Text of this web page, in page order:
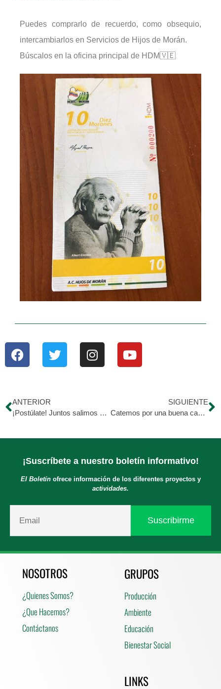
Puedes comprarlo de recuerdo, como obsequio,
intercambiarlos en Servicios de Hijos de Morán.
Búscalos en la oficina principal de HDM🇻🇪
ANTERIOR
¡Postúlate! Juntos salimos adelante
SIGUIENTE
Catemos por una buena causa VIA ZOOM
¡Suscríbete a nuestro boletín informativo!
El Boletínofrece información de los diferentes proyectos y
actividades.
NOSOTROS
¿Quienes Somos?
¿Que Hacemos?
Contáctanos
GRUPOS
Producción
Ambiente
Educación
Bienestar Social
LINKS